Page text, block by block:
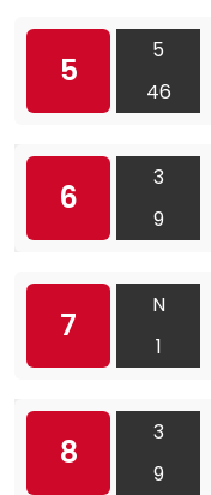
5
5
46
6
3
9
7
N
1
8
3
9